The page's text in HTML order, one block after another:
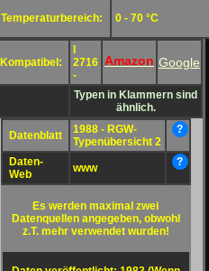
Temperaturbereich: 0 - 70 °C
Kompatibel:
2716
-
Amazon Google
Typen in Klammern sind
ähnlich.
Datenblatt
1988 - RGW-
Typenübersicht 2
?
Daten-
Web
www ?
Es werden maximal zwei
Datenquellen angegeben, obwohl
z.T. mehr verwendet wurden!